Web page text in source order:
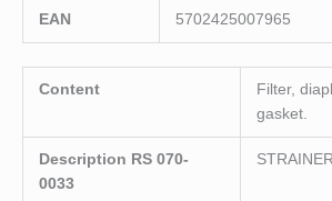
EAN 5702425007965
Content
Filter,
gasket.
Description RS 070-
0033